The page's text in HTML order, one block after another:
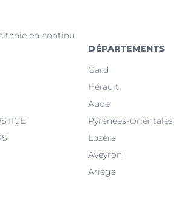
en continu
DÉPARTEMENTS
Gard
Hérault
Aude
Pyrénées-Orientales
Lozère
Aveyron
Ariège